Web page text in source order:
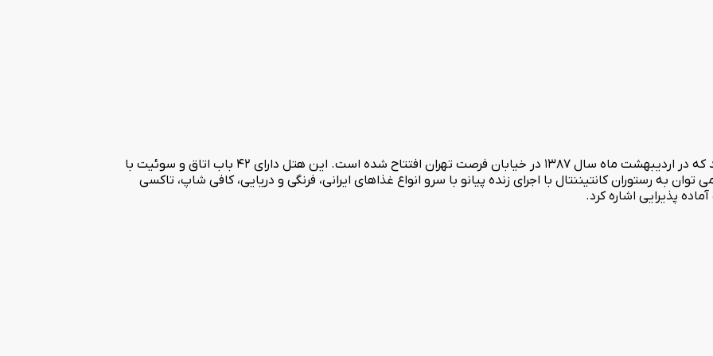
هتل سه ستاره اسکان عضوی دیگر از گروه هتل های اسکان می باشد که در اردیبهشت ماه سال 1387 در خیابان فرصت تهران افتتاح شده است. این هتل دارای 42 باب اتاق و سوئیت با
به رستوران کانتیننتال با اجرای زنده پیانو با سرو انواع غذاهای ایرانی، فرنگی و دریایی، کافی شاپ، تاکسی
پذیرایی اشاره کرد.